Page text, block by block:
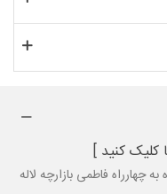
کلیک کنید ]
چهارراه فاطمی بازارچه لاله